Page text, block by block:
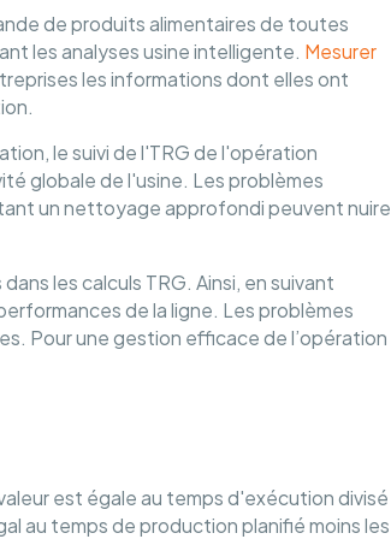
de produits alimentaires de toutes
les analyses usine intelligente. Mesurer
les informations dont elles ont
le suivi de l'TRG de l'opération
globale de l'usine. Les problèmes
un nettoyage approfondi peuvent nuire
les calculs TRG. Ainsi, en suivant
de la ligne. Les problèmes
Pour une gestion efficace de l’opération
est égale au temps d'exécution divisé
au temps de production planifié moins les